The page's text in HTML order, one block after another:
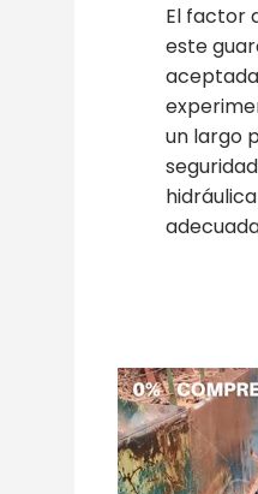
El factor
este
un largo